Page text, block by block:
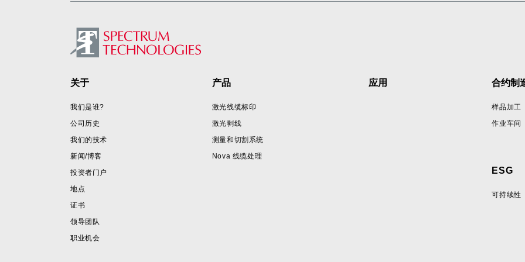
Footer
关于
我们是谁?
公司历史
我们的技术
新闻/博客
投资者门户
地点
证书
领导团队
职业机会
产品
激光线缆标印
激光剥线
测量和切割系统
Nova 线缆处理
应用 合约制
样品加工
作业车间
ESG
可持续性